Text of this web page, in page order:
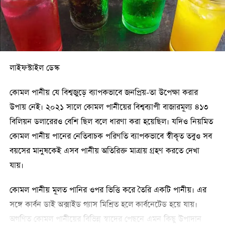
সংসদের নির্বাচনও আজ হচ্ছে। প্রতিটি হলে ১৩টি পদে মোট ১ হাজার
৩৫ জন প্রার্থী প্রতিদ্বন্দ্বিতা করছেন। একজন ভোটারকে কেন্দ্রীয় ও হল
সংসদ মিলিয়ে মোট ৪১টি ভোট দিতে হবে।
ভোটগ্রহণের জন্য মোট ৮১০টি বুথ রাখা হয়েছে। পুরুষদের জন্য
উদয়ন স্কুল অ্যান্ড কলেজ। আর নারীদের জন্য টিএসসি, ঢাকা
বিশ্ববিদ্যালয় ক্লাব, ভূতত্ত্ব বিভাগ ও বিশ্ববিদ্যালয় ল্যাবরেটরি স্কুল অ্যান্ড
কলেজ। পুরুষ ভোটার সবচেয়ে বেশি জগন্নাথ হলে (২,২২২ জন) এবং
২৮ শে অক্টোবর থেকেই আওয়ামী ফ্যাসিবাদের উত্থান: জামায়াত
লাইফস্টাইল ডেস্ক
কোমল পানীয় যে বিশ্বজুড়ে ব্যাপকভাবে জনপ্রিয়-তা উপেক্ষা করার
উপায় নেই। ২০২১ সালে কোমল পানীয়ের বিশ্বব্যাপী বাজারমূল্য ৪১৩
বিলিয়ন ডলারেরও বেশি ছিল বলে ধারণা করা হয়েছিল। যদিও নিয়মিত
কোমল পানীয় পানের নেতিবাচক পরিণতি ব্যাপকভাবে স্বীকৃত তবুও সব
বয়সের মানুষকেই এসব পানীয় অতিরিক্ত মাত্রায় গ্রহণ করতে দেখা
যায়।
কোমল পানীয় মূলত পানির ওপর ভিত্তি করে তৈরি একটি পানীয়। এর
সঙ্গে কার্বন ডাই অক্সাইড গ্যাস মিশ্রিত হলে কার্বনেটেড হয়ে যায়।
অগণিত কোমল পানীয়ের বিভিন্ন স্বাদের পেছনে এমন কিছু উপাদান